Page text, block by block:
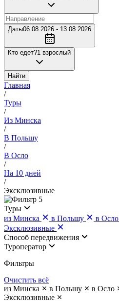
Даты06.08.2026 - 13.08.2026
Кто едет?1 взрослый
Найти
Главная
/
Туры
/
Из Минска
/
В Польшу
/
В Осло
/
На 10 дней
/
Эксклюзивные
5
Туры
из Минска
в Польшу в Осло
Эксклюзивные
Cпособ передвижения
Туроператор
Фильтры
Очистить всё
из Минска
в Польшу в Осло
Эксклюзивные